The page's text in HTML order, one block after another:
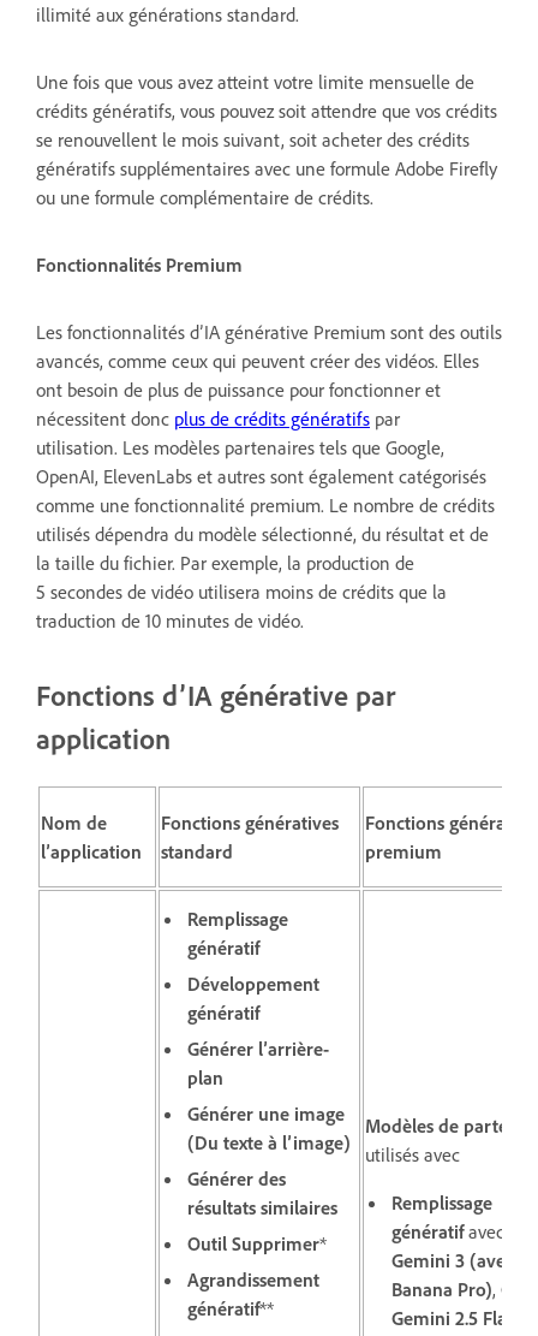
illimité aux générations standard.
Une fois que vous avez atteint votre limite mensuelle de
crédits génératifs, vous pouvez soit attendre que vos crédits
se renouvellent le mois suivant, soit acheter des crédits
génératifs supplémentaires avec une formule Adobe Firefly
ou une formule complémentaire de crédits.
Fonctionnalités Premium
Les fonctionnalités d’IA générative Premium sont des outils
avancés, comme ceux qui peuvent créer des vidéos. Elles
ont besoin de plus de puissance pour fonctionner et
nécessitent donc plus de crédits génératifs par
utilisation. Les modèles partenaires tels que Google,
OpenAI, ElevenLabs et autres sont également catégorisés
comme une fonctionnalité premium. Le nombre de crédits
utilisés dépendra du modèle sélectionné, du résultat et de
la taille du fichier. Par exemple, la production de
5 secondes de vidéo utilisera moins de crédits que la
traduction de 10 minutes de vidéo.
Fonctions d’IA générative par
application
Nom de
l’application
Fonctions génératives
standard
Fonctions
premium
Remplissage
génératif
Développement
génératif
Générer l’arrière-
plan
Générer une image
(Du texte à l’image)
Générer des
résultats similaires
Outil Supprimer*
Agrandissement
génératif**
Modèles de
utilisés avec
Remplissage
génératifavec
Gemini 3 (avec
Banana Pro),
Gemini 2.5 Flash